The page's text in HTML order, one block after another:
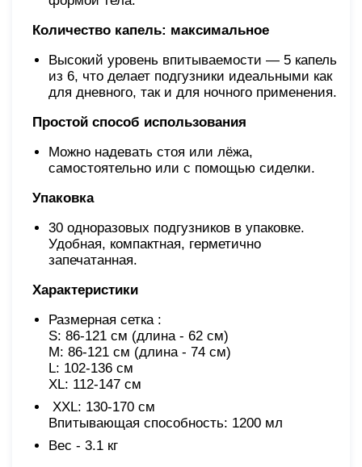
Количество капель: максимальное
Высокий уровень впитываемости — 5 капель
из 6, что делает подгузники идеальными как
для дневного, так и для ночного применения.
Простой способ использования
Можно надевать стоя или лёжа,
самостоятельно или с помощью сиделки.
Упаковка
30 одноразовых подгузников в упаковке.
Удобная, компактная, герметично
запечатанная.
Характеристики
Размерная сетка :
S: 86-121 см (длина - 62 см)
M: 86-121 см (длина - 74 см)
L: 102-136 см
XL: 112-147 см
ХXL: 130-170 см
Впитывающая способность: 1200 мл
Вес - 3.1 кг